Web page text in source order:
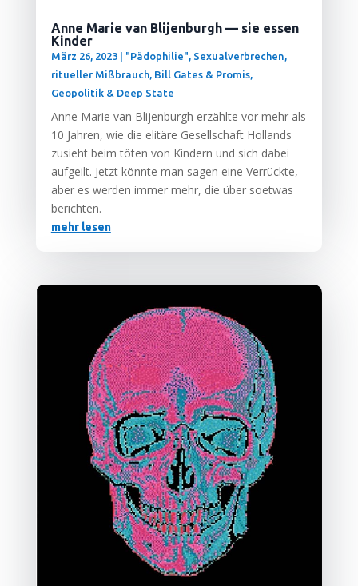
Anne Marie van Blijenburgh — sie essen
Kinder
März 26, 2023| "Pädophilie", Sexualverbrechen,
ritueller Mißbrauch, Bill Gates & Promis,
Geopolitik & Deep State
Anne Marie van Bli­jen­burgh erzähl­te vor mehr als
10 Jah­ren, wie die eli­tä­re Gesell­schaft Hol­lands
zusieht beim töten von Kin­dern und sich dabei
auf­geilt. Jetzt könn­te man sagen eine Ver­rück­te,
aber es wer­den immer mehr, die über soet­was
berichten.
mehr lesen